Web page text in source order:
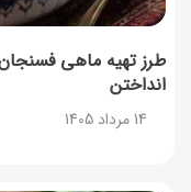
طرز تهیه ماهی
انداختن
14 مرداد 1405